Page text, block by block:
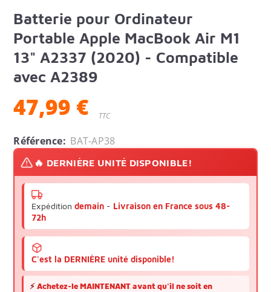
Batterie pour Ordinateur
Portable Apple MacBook Air M1
13" A2337 (2020) - Compatible
avec A2389
47,99 € TTC
Référence: BAT-AP38
🔥 DERNIÈRE UNITÉ DISPONIBLE!
Expéditiondemain - Livraison en France sous 48-
72h
C'est la DERNIÈRE unité disponible!
⚡Achetez-le MAINTENANT avant qu'il ne soit en